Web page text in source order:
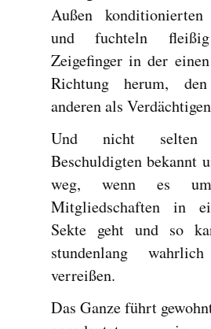
Außen
und fuchteln
Zeigefinger in der
Richtung herum,
anderen als
Und nicht
Beschuldigten bekannt
weg, wenn es
Mitgliedschaften in
Sekte geht und so
stundenlang
verreißen.
Das Ganze führt